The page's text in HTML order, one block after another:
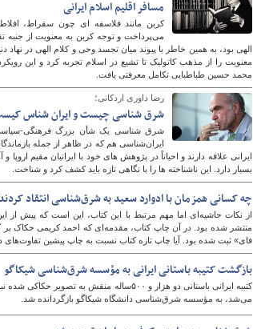
مسافر اقلیم اسلام ایرانی
کربن مانند فلاسفه ای چون سقراط،
می‌پرداخت و توجه کربن به معنویت از جنبه
الهی بود، به همین خاطر با پیوند میان تجسد وحی و کلام الهی در نهاد
معنویت را از مذهب کاتولیک تا تشیع در اسلام تجربه کرد و این
محمد حسین طباطبایی تکامل معرفتی یافت.
رضا داوری اردکانی؛
شرق شناسی چیست و ایران شناس
شرق شناسی یک شأن بزرگ فرهنگی-سیاسی
ایران‌شناسی هم که در ظاهر از جمله
ایرانی علاقه دارند و احیاناً در پژوهش های خود با ایرانیان مقیم اروپا
بسیار دارد. این ناشناخته ها را با نگاهی تازه باید کشف کرد و شناخت.
چه کسانی همزمان با ادوارد سعید به شرق‌شناسی انتقاد
منتشر شده بود. در آن چاپ کتاب، مقدمه‌ای که احمد کریمی حکاک
فای» ثبت شده بود. آیا چاپ تازه کتاب نسبت به چاپ پیشین تفاوت‌های
بازگشت کتیبه باستانی ایرانی به مؤسسه شرق‌شناسی شیکاگو
می‌شد، به مؤسسه شرق‌شناسی دانشگاه شیکاگو بازگردانده شد.